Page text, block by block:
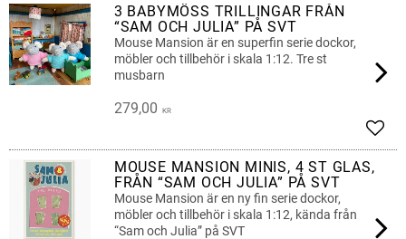
3 BABYMÖSS TRILLINGAR FRÅN
“SAM OCH JULIA” PÅ SVT
Mouse Mansion är en superfin serie dockor,
möbler och tillbehör i skala 1:12. Tre st
musbarn
279,00 KR
MOUSE MANSION MINIS, 4 ST GLAS,
FRÅN “SAM OCH JULIA” PÅ SVT
Mouse Mansion är en ny fin serie dockor,
möbler och tillbehör i skala 1:12, kända från
“Sam och Julia” på SVT